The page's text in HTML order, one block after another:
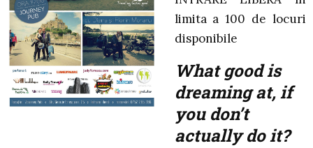
limita a 100 de locuri
disponibile
What good is
dreaming at, if
you don’t
actually do it?